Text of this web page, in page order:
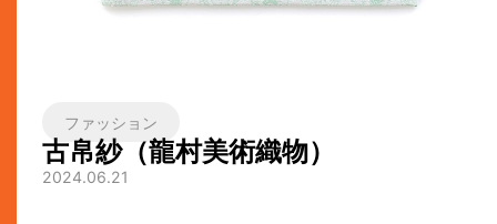
ファッション
古帛紗（龍村美術織物）
2024.06.21